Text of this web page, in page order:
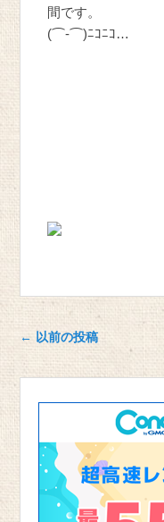
間です。
(⌒-⌒)ﾆｺﾆｺ…
投稿ナビゲーション
← 以前の投稿